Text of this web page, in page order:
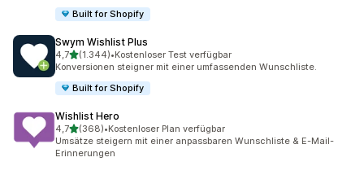
Built for Shopify
Swym Wishlist Plus
4,7von 5 Sternen
(1.344)
1344 Rezensionen insgesamt
•Kostenloser Test verfügbar
Konversionen steigner mit einer umfassenden Wunschliste.
Built for Shopify
Wishlist Hero
4,7von 5 Sternen
(368)
368 Rezensionen insgesamt
•Kostenloser Plan verfügbar
Umsätze steigern mit einer anpassbaren Wunschliste & E-Mail-
Erinnerungen